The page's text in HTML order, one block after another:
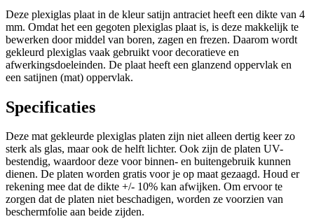
Deze plexiglas plaat in de kleur satijn antraciet heeft een dikte van 4
mm. Omdat het een gegoten plexiglas plaat is, is deze makkelijk te
bewerken door middel van boren, zagen en frezen. Daarom wordt
gekleurd plexiglas vaak gebruikt voor decoratieve en
afwerkingsdoeleinden. De plaat heeft een glanzend oppervlak en
een satijnen (mat) oppervlak.
Specificaties
Deze mat gekleurde plexiglas platen zijn niet alleen dertig keer zo
sterk als glas, maar ook de helft lichter. Ook zijn de platen UV-
bestendig, waardoor deze voor binnen- en buitengebruik kunnen
dienen. De platen worden gratis voor je op maat gezaagd. Houd er
rekening mee dat de dikte +/- 10% kan afwijken. Om ervoor te
zorgen dat de platen niet beschadigen, worden ze voorzien van
beschermfolie aan beide zijden.